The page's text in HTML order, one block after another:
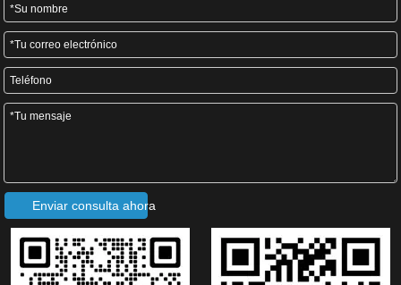
Máquina formadora de rollos de tejas escalonadas de metal/máquina formadora de rollos de tejas esmaltadas Máquina para techos de tejas escalonadas de metal
Enviar consulta ahora